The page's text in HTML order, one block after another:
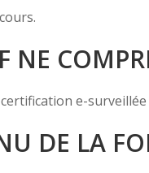
NE
e-surveillée
DE LA